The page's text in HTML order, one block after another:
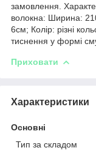
замовлення.
волокна: Ширина:
6см; Колір: різні
тиснення у формі
Приховати
Характеристики
Основні
Тип за складом